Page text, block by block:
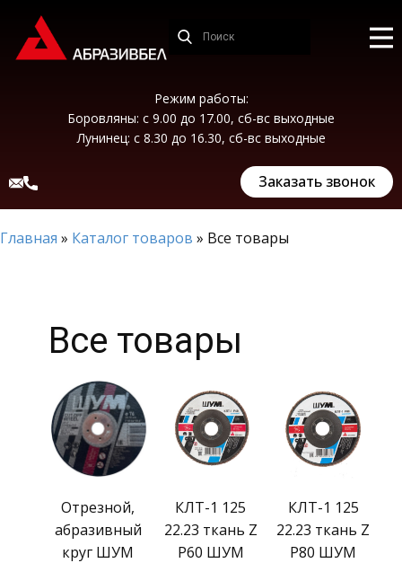
Режим работы:
Боровляны: с 9.00 до 17.00, сб-вс выходные
Лунинец: с 8.30 до 16.30, сб-вс выходные
Заказать звонок
Главная » Каталог товаров » Все товары
Все товары
Отрезной,
абразивный
круг ШУМ
КЛТ-1 125
22.23 ткань Z
Р60 ШУМ
КЛТ-1 125
22.23 ткань Z
Р80 ШУМ